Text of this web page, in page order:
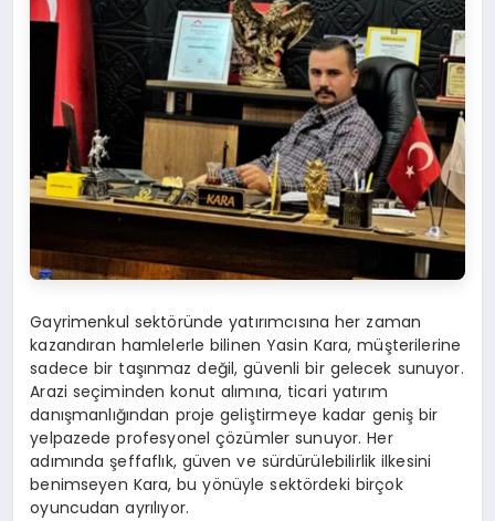
Gayrimenkul sektöründe yatırımcısına her zaman
kazandıran hamlelerle bilinen Yasin Kara, müşterilerine
sadece bir taşınmaz değil, güvenli bir gelecek sunuyor.
Arazi seçiminden konut alımına, ticari yatırım
danışmanlığından proje geliştirmeye kadar geniş bir
yelpazede profesyonel çözümler sunuyor. Her
adımında şeffaflık, güven ve sürdürülebilirlik ilkesini
benimseyen Kara, bu yönüyle sektördeki birçok
oyuncudan ayrılıyor.